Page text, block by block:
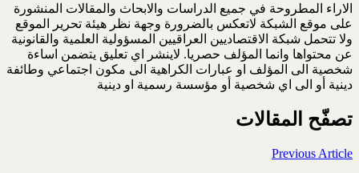
الاراء المطروحة في جميع الدراسات والابحاث والمقالات المنشورة
على موقع الشبكة لاتعكس بالضرورة وجهة نظر هيئة تحرير الموقع
ولا تتحمل شبكة الاقتصاديين العراقيين المسؤولية العلمية والقانونية
عن محتواها وانما المؤلف حصريا. لاينشر اي تعليق يتضمن اساءة
شخصية الى المؤلف او عبارات الكراهية الى مكون اجتماعي وطائفة
دينية أو الى اي شخصية أو مؤسسة رسمية او دينية
تصفّح المقالات
Previous Article